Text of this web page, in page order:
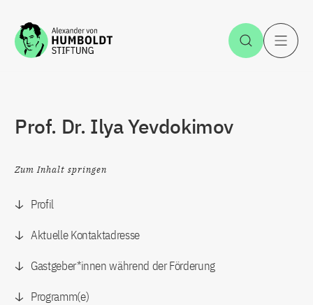
Zum Inhalt springen Suche
Prof. Dr. Ilya Yevdokimov
Zum Inhalt springen
Profil
Aktuelle Kontaktadresse
Gastgeber*innen während der Förderung
Programm(e)